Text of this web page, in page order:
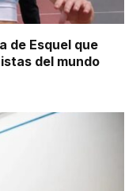
de Esquel que
del mundo